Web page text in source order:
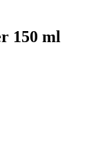
150 ml